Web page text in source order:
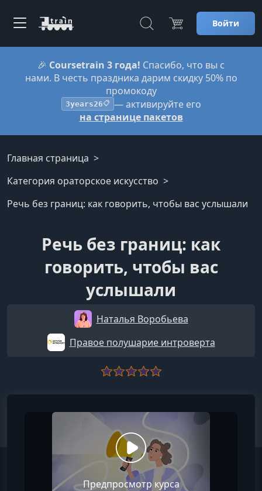
Войти
🎉 Coursetrain 3 года! Спасибо, что вы с
нами. В честь праздника дарим скидку 50% по
промокоду
3years26📋 — активируйте его
на странице пакетов
Главная страница
Категория ораторское искусство
Речь без границ: как говорить, чтобы вас услышали
Речь без границ: как
говорить, чтобы вас
услышали
Наталья Воробьева
Правое полушарие интроверта
Предпросмотр курса